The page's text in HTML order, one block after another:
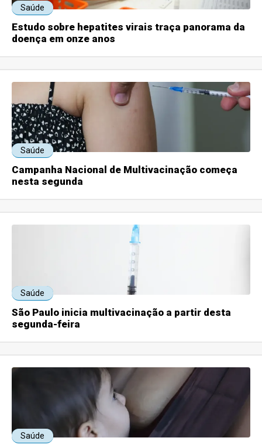
Saúde
Estudo sobre hepatites virais traça panorama da
doença em onze anos
Saúde
Campanha Nacional de Multivacinação começa
nesta segunda
Saúde
São Paulo inicia multivacinação a partir desta
segunda-feira
Saúde